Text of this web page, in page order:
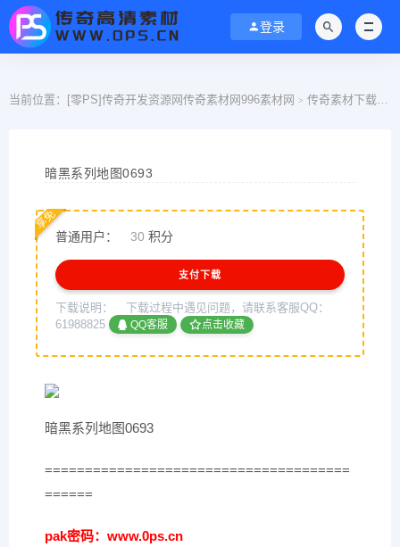
登录
当前位置： [零PS]传奇开发资源网传奇素材网996素材网 > 传奇素材下载
暗黑系列地图0693
普通用户： 30 积分
享免
支付下载
下载说明：
下载过程中遇见问题，请联系客服QQ：
61988825
QQ客服 点击收藏
暗黑系列地图0693
======================================
======
pak密码：www.0ps.cn